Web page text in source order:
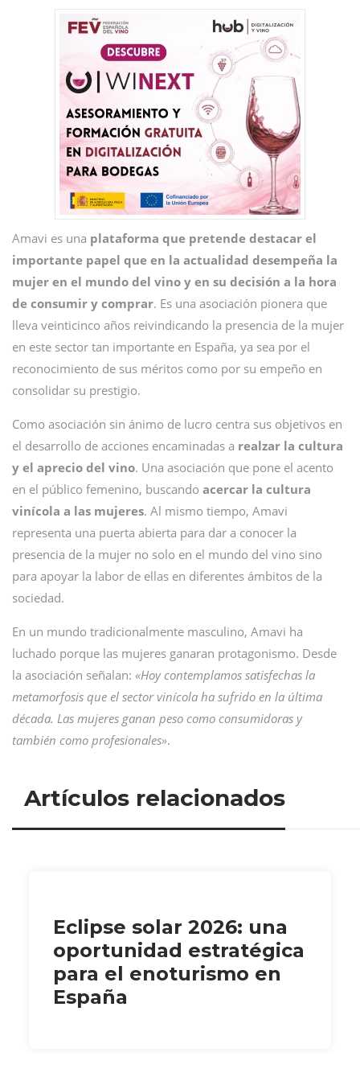
Amavi es una plataforma que pretende destacar el
importante papel que en la actualidad desempeña la
mujer en el mundo del vino y en su decisión a la hora
de consumir y comprar. Es una asociación pionera que
lleva veinticinco años reivindicando la presencia de la mujer
en este sector tan importante en España, ya sea por el
reconocimiento de sus méritos como por su empeño en
consolidar su prestigio.
Como asociación sin ánimo de lucro centra sus objetivos en
el desarrollo de acciones encaminadas a realzar la cultura
y el aprecio del vino. Una asociación que pone el acento
en el público femenino, buscando acercar la cultura
vinícola a las mujeres. Al mismo tiempo, Amavi
representa una puerta abierta para dar a conocer la
presencia de la mujer no solo en el mundo del vino sino
para apoyar la labor de ellas en diferentes ámbitos de la
sociedad.
En un mundo tradicionalmente masculino, Amavi ha
luchado porque las mujeres ganaran protagonismo. Desde
la asociación señalan: «Hoy contemplamos satisfechas la
metamorfosis que el sector vinícola ha sufrido en la última
década. Las mujeres ganan peso como consumidoras y
también como profesionales».
Artículos relacionados
Eclipse solar 2026: una
oportunidad estratégica
para el enoturismo en
España